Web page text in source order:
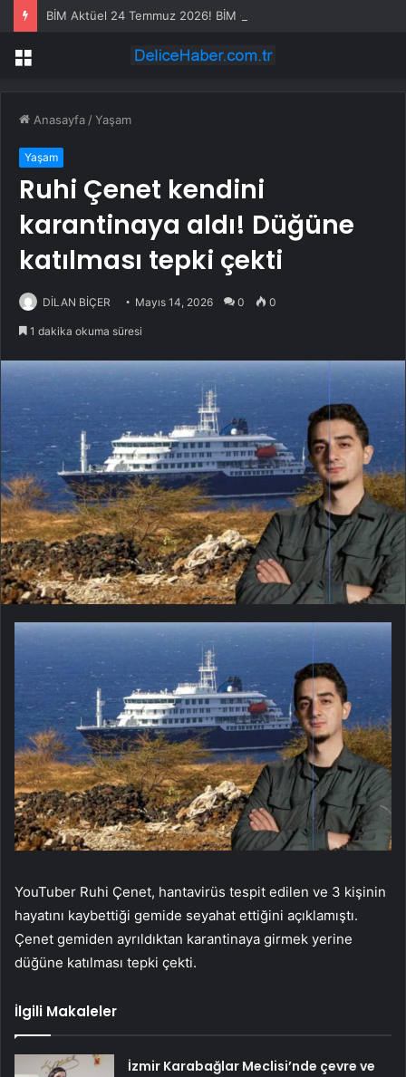
Menü
Anasayfa /Yaşam
Yaşam
Ruhi Çenet kendini
karantinaya aldı! Düğüne
katılması tepki çekti
DİLAN BİÇER Mayıs 14, 2026 0 0
1 dakika okuma süresi
YouTuber Ruhi Çenet, hantavirüs tespit edilen ve 3 kişinin
hayatını kaybettiği gemide seyahat ettiğini açıklamıştı.
Çenet gemiden ayrıldıktan karantinaya girmek yerine
düğüne katılması tepki çekti.
İlgili Makaleler
İzmir Karabağlar Meclisi’nde çevre ve